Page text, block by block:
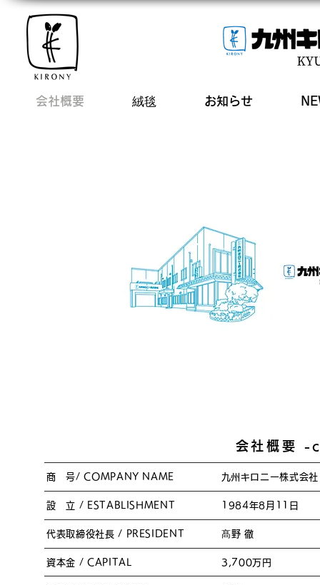
会社概要 絨毯 お知らせ
会社概要
商 号/ COMPANY NAME ​九州キロニー株式会社
設 立 / ESTABLISHMENT 1984年8月11日
代表取締役社長 / PRESIDENT 髙野 徹
資本金 / CAPITAL 3,700万円